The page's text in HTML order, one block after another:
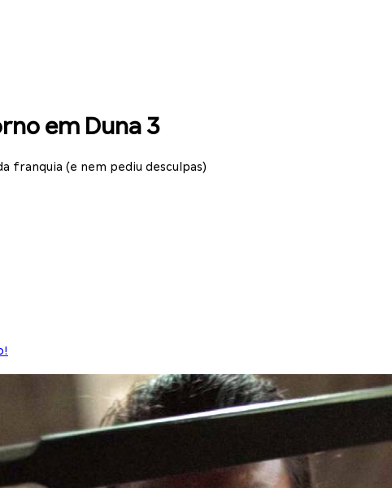
em Duna 3
franquia (e nem pediu desculpas)